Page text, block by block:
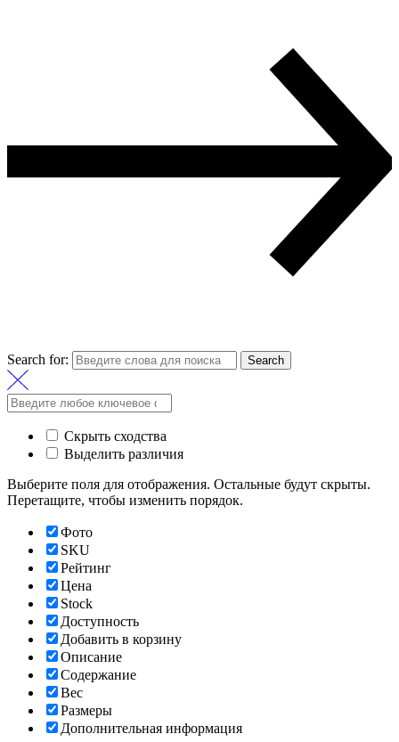
Search for: Search
Скрыть сходства
Выделить различия
Выберите поля для отображения. Остальные будут скрыты.
Перетащите, чтобы изменить порядок.
Фото
SKU
Рейтинг
Цена
Stock
Доступность
Добавить в корзину
Описание
Содержание
Вес
Размеры
Дополнительная информация